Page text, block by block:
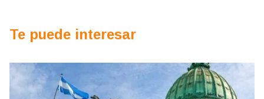
Te puede interesar